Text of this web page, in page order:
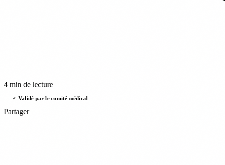
4 min de lecture
✓ Validé par le comité médical
Partager